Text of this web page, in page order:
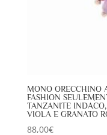
MONO ORECCHINO
FASHION
TANZANITE
VIOLA E GRANATO
88,00€